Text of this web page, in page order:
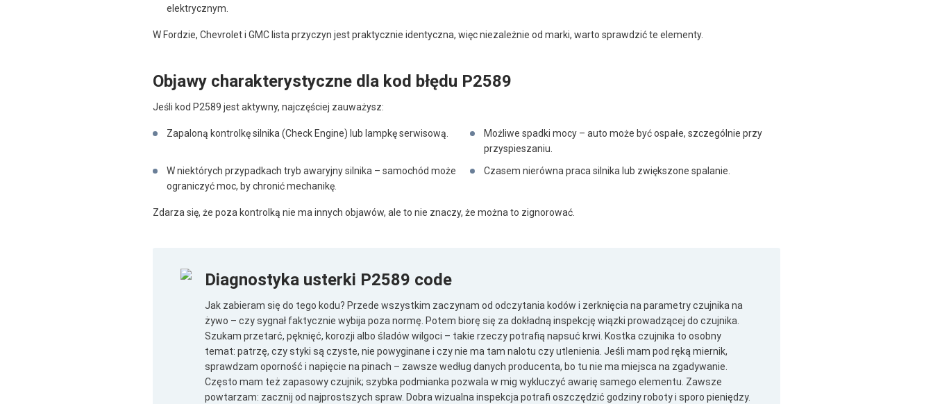
elektrycznym.
W Fordzie, Chevrolet i GMC lista przyczyn jest praktycznie identyczna, więc niezależnie od marki, warto sprawdzić te elementy.
Objawy charakterystyczne dla kod błędu P2589
Jeśli kod P2589 jest aktywny, najczęściej zauważysz:
Zapaloną kontrolkę silnika (Check Engine) lub lampkę serwisową.
Możliwe spadki mocy – auto może być ospałe, szczególnie przy
przyspieszaniu.
W niektórych przypadkach tryb awaryjny silnika – samochód może
ograniczyć moc, by chronić mechanikę.
Czasem nierówna praca silnika lub zwiększone spalanie.
Zdarza się, że poza kontrolką nie ma innych objawów, ale to nie znaczy, że można to zignorować.
Diagnostyka usterki P2589 code
Jak zabieram się do tego kodu? Przede wszystkim zaczynam od odczytania kodów i zerknięcia na parametry czujnika na
żywo – czy sygnał faktycznie wybija poza normę. Potem biorę się za dokładną inspekcję wiązki prowadzącej do czujnika.
Szukam przetarć, pęknięć, korozji albo śladów wilgoci – takie rzeczy potrafią napsuć krwi. Kostka czujnika to osobny
temat: patrzę, czy styki są czyste, nie powyginane i czy nie ma tam nalotu czy utlenienia. Jeśli mam pod ręką miernik,
sprawdzam oporność i napięcie na pinach – zawsze według danych producenta, bo tu nie ma miejsca na zgadywanie.
Często mam też zapasowy czujnik; szybka podmianka pozwala w mig wykluczyć awarię samego elementu. Zawsze
powtarzam: zacznij od najprostszych spraw. Dobra wizualna inspekcja potrafi oszczędzić godziny roboty i sporo pieniędzy.